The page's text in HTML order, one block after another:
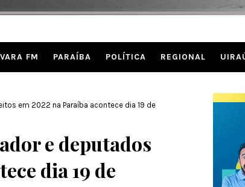
FM PARAÍBA POLÍTICA REGIONAL
em 2022 na Paraíba acontece dia 19 de
e deputados
dia 19 de